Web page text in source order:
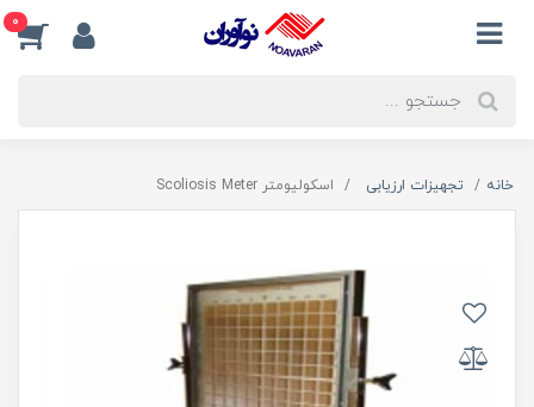
0
خانه تجهیزات ارزیابی اسکولیومتر Scoliosis Meter